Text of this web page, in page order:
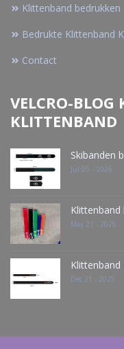
Klittenband bedrukken
Bedrukte Klittenband
Contact
VELCRO-BLOG
KLITTENBAND
Skibanden
Jul 05 - 2026
May 21 - 2026
Dec 21 - 2025